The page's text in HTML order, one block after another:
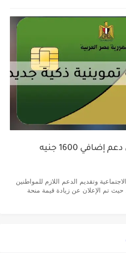
وزارة التموين تعلن عن دعم إضافي 1600 جنيه
وتقديم الدعم اللازم للمواطنين
حيث تم الإعلان عن زيادة قيمة منحة